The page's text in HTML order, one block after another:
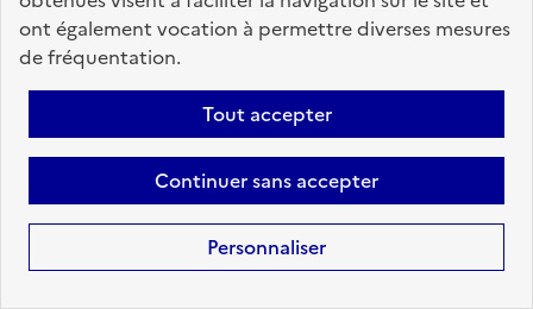
ont également vocation à permettre diverses mesures
de fréquentation.
Tout accepter
Continuer sans accepter
Personnaliser
38
39 40 76 Suivant
Téléchargez dès à
présent l'application